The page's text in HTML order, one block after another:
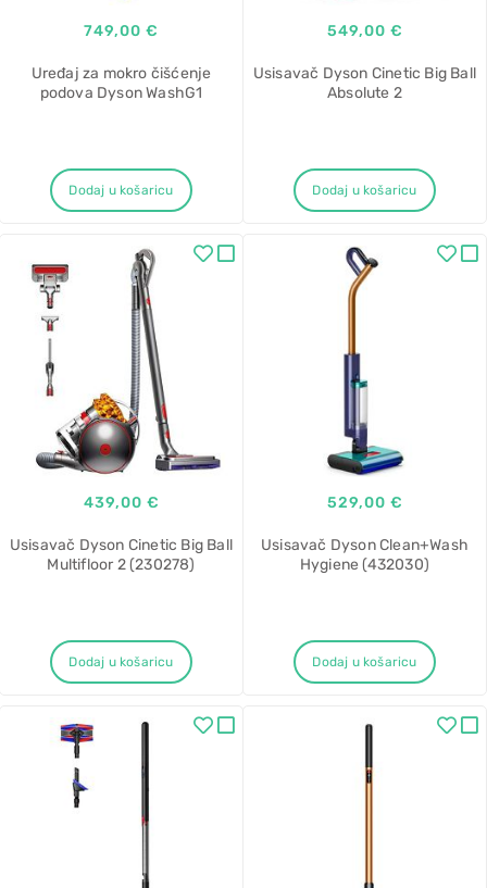
749,00 €
Uređaj za mokro čišćenje
podova Dyson WashG1
Dodaj u košaricu
549,00 €
Usisavač Dyson Cinetic Big Ball
Absolute 2
Dodaj u košaricu
439,00 €
Usisavač Dyson Cinetic Big Ball
Multifloor 2 (230278)
Dodaj u košaricu
529,00 €
Usisavač Dyson Clean+Wash
Hygiene (432030)
Dodaj u košaricu